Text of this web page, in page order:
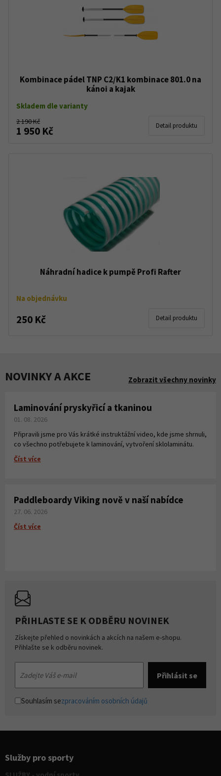
Kombinace pádel TNP C2/K1 kombinace 801.0 na
kánoi a kajak
Skladem dle varianty
2 190 Kč
1 950 Kč Detail produktu
Náhradní hadice k pumpě Profi Rafter
Na objednávku
250 Kč Detail produktu
NOVINKY A AKCE Zobrazit všechny novinky
Laminování pryskyřicí a tkaninou
01. 08. 2026
Připravili jsme pro Vás krátké instruktážní video, kde jsme shrnuli,
co všechno potřebujete k laminování, vytvoření sklolaminátu.
Číst více
Paddleboardy Viking nově v naší nabídce
27. 06. 2026
Číst více
PŘIHLASTE SE K ODBĚRU NOVINEK
Získejte přehled o novinkách a akcích na našem e-shopu.
Přihlašte se k odběru novinek.
Souhlasím sezpracováním osobních údajů
Služby pro sporty